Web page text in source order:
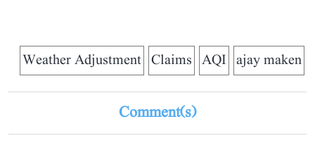
ajay maken
AQI
Claims
Weather Adjustment
Comment(s)